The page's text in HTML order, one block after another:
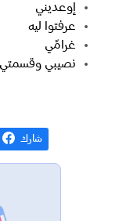
إوعديني
عرفتوا ليه
غرامّي
نصيبي وقسمتي
شارك